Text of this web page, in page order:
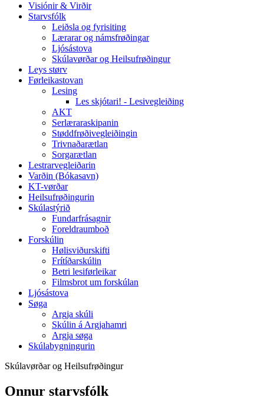
Visiónir & Virðir
Starvsfólk
Leiðsla og fyrisiting
Lærarar og námsfrøðingar
Ljósástova
Skúlavørðar og Heilsufrøðingur
Leys størv
Førleikastovan
Lesing
Les skjótari! - Lesivegleiðing
AKT
Serlæraraskipanin
Støddfrøðivegleiðingin
Trivnaðarætlan
Sorgarætlan
Lestrarvegleiðarin
Varðin (Bókasavn)
KT-vørðar
Heilsufrøðingurin
Skúlastýrið
Fundarfrásagnir
Foreldraumboð
Forskúlin
Hølisviðurskifti
Frítíðarskúlin
Betri lesiførleikar
Filmsbrot um forskúlan
Ljósástova
Søga
Argja skúli
Skúlin á Argjahamri
Argja søga
Skúlabygningurin
Skúlavørðar og Heilsufrøðingur
Onnur starvsfólk